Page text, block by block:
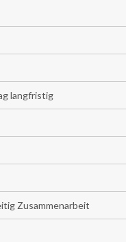
langfristig
Zusammenarbeit